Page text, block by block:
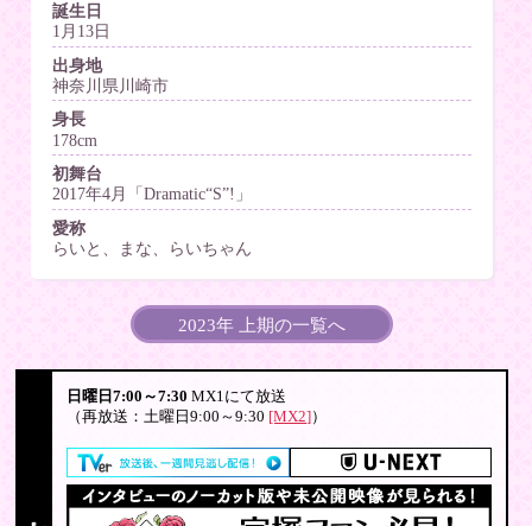
誕生日
1月13日
出身地
神奈川県川崎市
身長
178cm
初舞台
2017年4月「Dramatic“S”!」
愛称
らいと、まな、らいちゃん
2023年 上期の一覧へ
日曜日7:00～7:30 MX1にて放送
（再放送：土曜日9:00～9:30 [MX2]）